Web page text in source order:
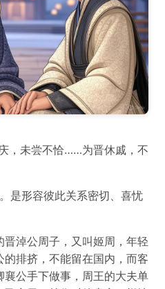
，未尝不恰……为晋休戚，不
。是形容彼此关系密切、喜忧
晋淖公周子，又叫姬周，年轻
排挤，不能留在国内，而客
襄公手下做事，周王的大夫单